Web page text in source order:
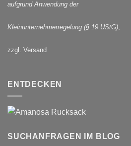
aufgrund Anwendung der
Kleinunternehmerregelung (§ 19 UStG),
zzgl. Versand
ENTDECKEN
SUCHANFRAGEN IM BLOG